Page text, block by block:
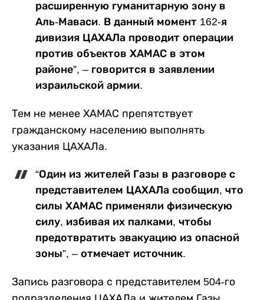
расширенную гуманитарную зону в
Аль-Маваси. В данный момент 162-я
дивизия ЦАХАЛа проводит операции
против объектов ХАМАС в этом
районе”, – говорится в заявлении
израильской армии.
Тем не менее ХАМАС препятствует
гражданскому населению выполнять
указания ЦАХАЛа.
“Один из жителей Газы в разговоре с
представителем ЦАХАЛа сообщил, что
силы ХАМАС применяли физическую
силу, избивая их палками, чтобы
предотвратить эвакуацию из опасной
зоны”, – отмечает источник.
Запись разговора с представителем 504-го